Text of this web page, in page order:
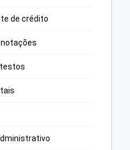
de crédito